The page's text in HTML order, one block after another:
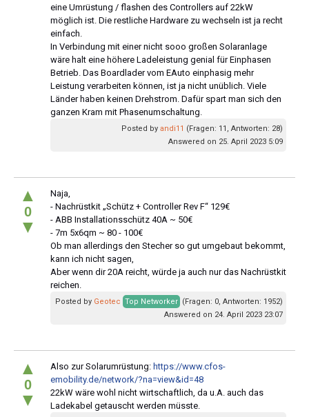
eine Umrüstung / flashen des Controllers auf 22kW
möglich ist. Die restliche Hardware zu wechseln ist ja recht
einfach.
In Verbindung mit einer nicht sooo großen Solaranlage
wäre halt eine höhere Ladeleistung genial für Einphasen
Betrieb. Das Boardlader vom EAuto einphasig mehr
Leistung verarbeiten können, ist ja nicht unüblich. Viele
Länder haben keinen Drehstrom. Dafür spart man sich den
ganzen Kram mit Phasenumschaltung.
Posted by andi11 (Fragen: 11, Antworten: 28)
Answered on 25. April 2023 5:09
▲
0
▼
Naja,
- Nachrüstkit „Schütz + Controller Rev F“ 129€
- ABB Installationsschütz 40A ~ 50€
- 7m 5x6qm ~ 80 - 100€
Ob man allerdings den Stecher so gut umgebaut bekommt,
kann ich nicht sagen,
Aber wenn dir 20A reicht, würde ja auch nur das Nachrüstkit
reichen.
Posted by Geotec Top Networker (Fragen: 0, Antworten: 1952)
Answered on 24. April 2023 23:07
▲
0
▼
Also zur Solarumrüstung: https://www.cfos-
emobility.de/network/?na=view&id=48
22kW wäre wohl nicht wirtschaftlich, da u.A. auch das
Ladekabel getauscht werden müsste.